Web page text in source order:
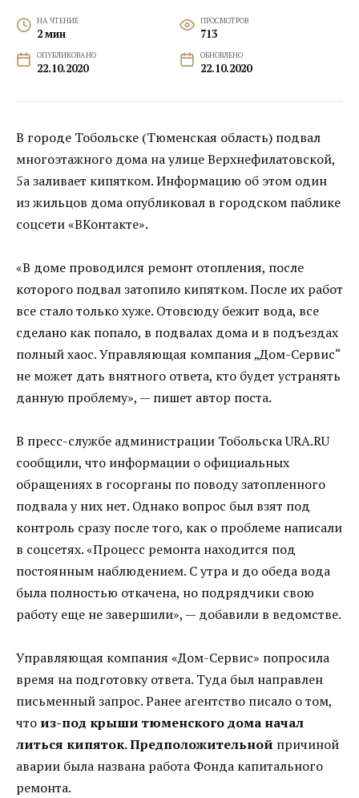
НА ЧТЕНИЕ
2 мин
ПРОСМОТРОВ
713
ОПУБЛИКОВАНО
22.10.2020
ОБНОВЛЕНО
22.10.2020
В городе Тобольске (Тюменская область) подвал
многоэтажного дома на улице Верхнефилатовской,
5а заливает кипятком. Информацию об этом один
из жильцов дома опубликовал в городском паблике
соцсети «ВКонтакте».
«В доме проводился ремонт отопления, после
которого подвал затопило кипятком. После их работ
все стало только хуже. Отовсюду бежит вода, все
сделано как попало, в подвалах дома и в подъездах
полный хаос. Управляющая компания „Дом-Сервис“
не может дать внятного ответа, кто будет устранять
данную проблему», — пишет автор поста.
В пресс-службе администрации Тобольска URA.RU
сообщили, что информации о официальных
обращениях в госорганы по поводу затопленного
подвала у них нет. Однако вопрос был взят под
контроль сразу после того, как о проблеме написали
в соцсетях. «Процесс ремонта находится под
постоянным наблюдением. С утра и до обеда вода
была полностью откачена, но подрядчики свою
работу еще не завершили», — добавили в ведомстве.
Управляющая компания «Дом-Сервис» попросила
время на подготовку ответа. Туда был направлен
письменный запрос. Ранее агентство писало о том,
что из-под крыши тюменского дома начал
литься кипяток. Предположительной причиной
аварии была названа работа Фонда капитального
ремонта.